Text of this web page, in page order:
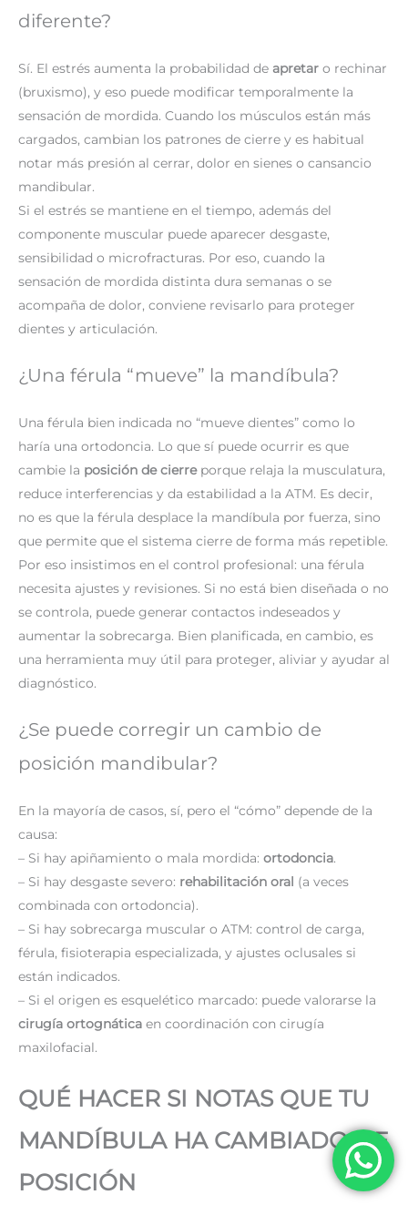
diferente?
Sí. El estrés aumenta la probabilidad de apretar o rechinar
(bruxismo), y eso puede modificar temporalmente la
sensación de mordida. Cuando los músculos están más
cargados, cambian los patrones de cierre y es habitual
notar más presión al cerrar, dolor en sienes o cansancio
mandibular.
Si el estrés se mantiene en el tiempo, además del
componente muscular puede aparecer desgaste,
sensibilidad o microfracturas. Por eso, cuando la
sensación de mordida distinta dura semanas o se
acompaña de dolor, conviene revisarlo para proteger
dientes y articulación.
¿Una férula “mueve” la mandíbula?
Una férula bien indicada no “mueve dientes” como lo
haría una ortodoncia. Lo que sí puede ocurrir es que
cambie la posición de cierreporque relaja la musculatura,
reduce interferencias y da estabilidad a la ATM. Es decir,
no es que la férula desplace la mandíbula por fuerza, sino
que permite que el sistema cierre de forma más repetible.
Por eso insistimos en el control profesional: una férula
necesita ajustes y revisiones. Si no está bien diseñada o no
se controla, puede generar contactos indeseados y
aumentar la sobrecarga. Bien planificada, en cambio, es
una herramienta muy útil para proteger, aliviar y ayudar al
diagnóstico.
¿Se puede corregir un cambio de
posición mandibular?
En la mayoría de casos, sí, pero el “cómo” depende de la
causa:
– Si hay apiñamiento o mala mordida: ortodoncia.
– Si hay desgaste severo: rehabilitación oral (a veces
combinada con ortodoncia).
– Si hay sobrecarga muscular o ATM: control de carga,
férula, fisioterapia especializada, y ajustes oclusales si
están indicados.
– Si el origen es esquelético marcado: puede valorarse la
cirugía ortognática en coordinación con cirugía
maxilofacial.
QUÉ HACER SI NOTAS QUE TU
MANDÍBULA HA CAMBIADO DE
POSICIÓN